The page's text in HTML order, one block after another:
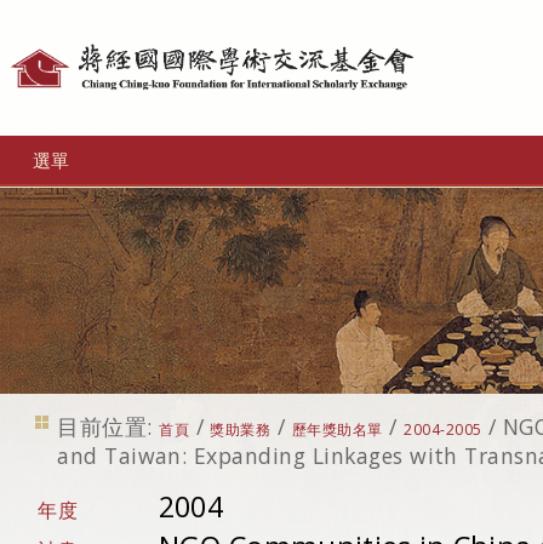
選單
目前位置: 首頁 /獎助業務 / 歷年獎助名單 /2004-2005 /
and Taiwan: Expanding Linkages with
年度 2004